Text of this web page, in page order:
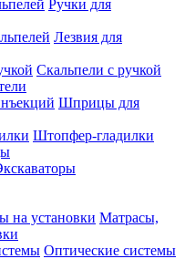
Ручки для
Лезвия для
Скальпели с ручкой
Шприцы для
Штопфер-гладилки
Матрасы,
Оптические системы